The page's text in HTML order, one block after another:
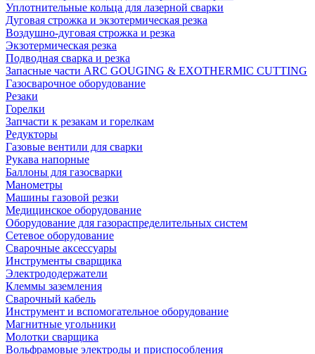
Уплотнительные кольца для лазерной сварки
Дуговая строжка и экзотермическая резка
Воздушно-дуговая строжка и резка
Экзотермическая резка
Подводная сварка и резка
Запасные части ARC GOUGING & EXOTHERMIC CUTTING
Газосварочное оборудование
Резаки
Горелки
Запчасти к резакам и горелкам
Редукторы
Газовые вентили для сварки
Рукава напорные
Баллоны для газосварки
Манометры
Машины газовой резки
Медицинское оборудование
Оборудование для газораспределительных систем
Сетевое оборудование
Сварочные аксессуары
Инструменты сварщика
Электрододержатели
Клеммы заземления
Сварочный кабель
Инструмент и вспомогательное оборудование
Магнитные угольники
Молотки сварщика
Вольфрамовые электроды и приспособления